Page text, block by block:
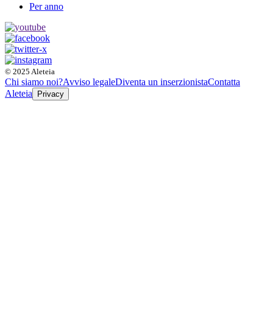
Per anno
© 2025 Aleteia
Chi siamo noi?Avviso legaleDiventa un inserzionistaContatta
Aleteia
Privacy